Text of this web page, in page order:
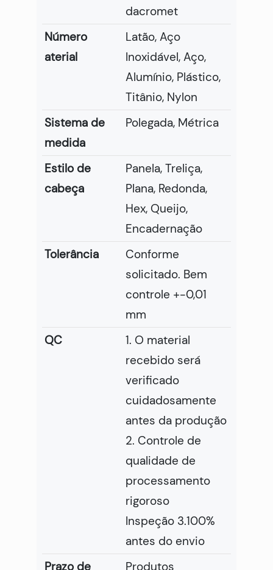
dacromet
Número
aterial
Latão, Aço
Inoxidável, Aço,
Alumínio, Plástico,
Titânio, Nylon
Sistema de
medida
Polegada, Métrica
Estilo de
cabeça
Panela, Treliça,
Plana, Redonda,
Hex, Queijo,
Encadernação
Tolerância
Conforme
solicitado. Bem
controle +-0,01
mm
QC
1. O material
recebido será
verificado
cuidadosamente
antes da produção
2. Controle de
qualidade de
processamento
rigoroso
Inspeção 3.100%
antes do envio
Prazo de
Produtos